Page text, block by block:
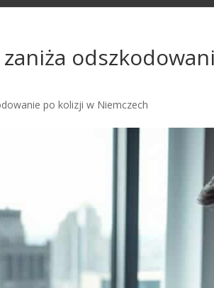
po kolizji w Niemczech